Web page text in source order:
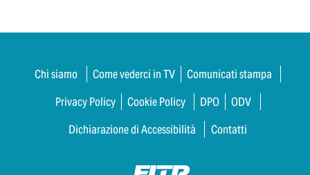
Chi siamo Come vederci in TV
Comunicati stampa
Privacy Policy
Cookie Policy DPO
ODV
Dichiarazione di Accessibilità
Contatti